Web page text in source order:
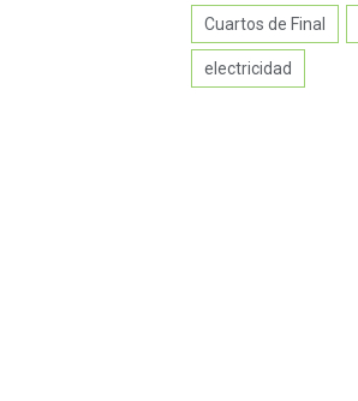
Cuartos de Final
electricidad